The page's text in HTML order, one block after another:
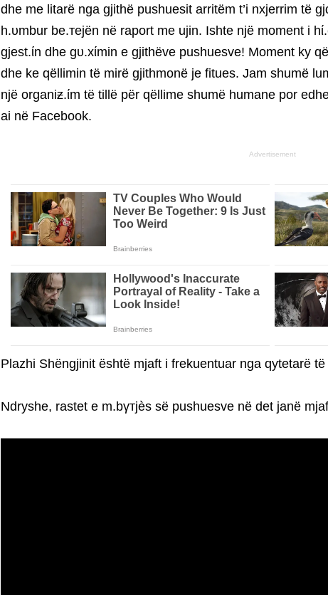
dhe me litarë nga gjithë pushuesit arritëm t’i nxjerrim të
h.υmbur be.тejën në raport me ujin. Ishte një moment i
gjest.ίn dhe gυ.xίmin e gjithëve pushuesve! Moment ky
dhe ke qëllimin të mirë gjithmonë je fitues. Jam shumë
një organiƶ.ίm të tillë për qëllime shumë humane por
ai në Facebook.
Advertisement
Plazhi Shëngjinit është mjaft i frekuentuar nga qytetarë
Ndryshe, rastet e m.bγтjès së pushuesve në det janë